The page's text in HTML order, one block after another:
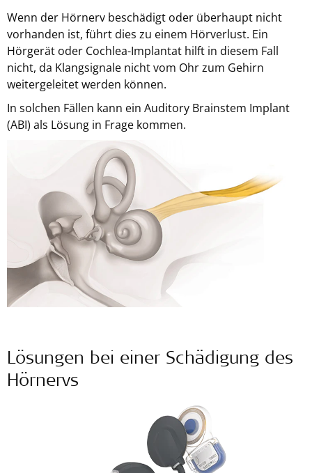
Wenn der Hörnerv beschädigt oder überhaupt nicht
vorhanden ist, führt dies zu einem Hörverlust. Ein
Hörgerät oder Cochlea-Implantat hilft in diesem Fall
nicht, da Klangsignale nicht vom Ohr zum Gehirn
weitergeleitet werden können.
In solchen Fällen kann ein Auditory Brainstem Implant
(ABI) als Lösung in Frage kommen.
Lösungen bei einer Schädigung des
Hörnervs